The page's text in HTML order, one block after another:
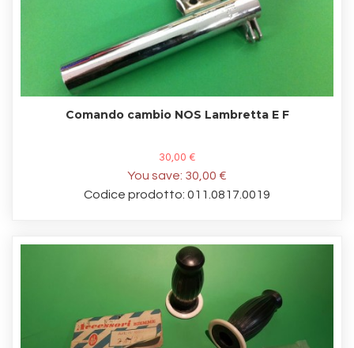
Comando cambio NOS Lambretta E F
30,00 €
You save: 30,00 €
Codice prodotto: 011.0817.0019